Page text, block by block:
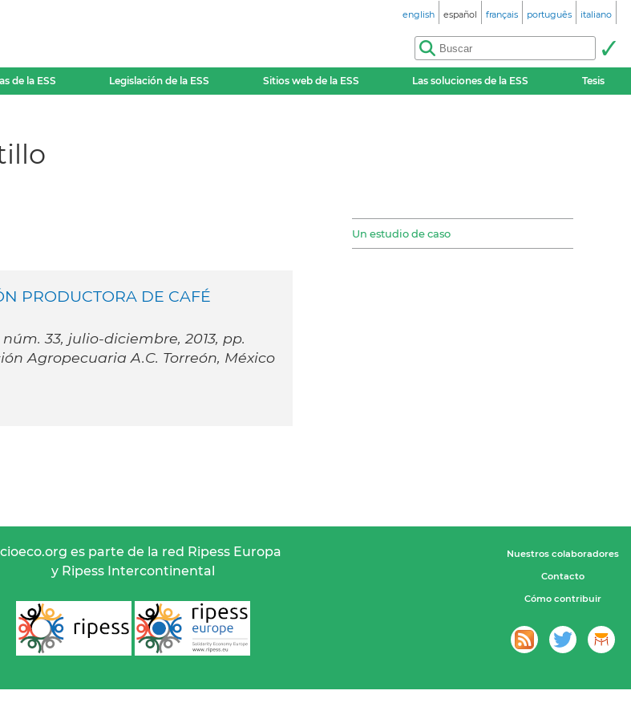
english español français português italiano
de la ESS Legislación de la ESS Sitios web de la ESS Las soluciones de la ESS Tesis
Un estudio de caso
PRODUCTORA DE CAFÉ
33, julio-diciembre, 2013, pp.
Agropecuaria A.C. Torreón, México
es parte de la red Ripess Europa
y Ripess Intercontinental
Nuestros colaboradores
Contacto
Cómo contribuir